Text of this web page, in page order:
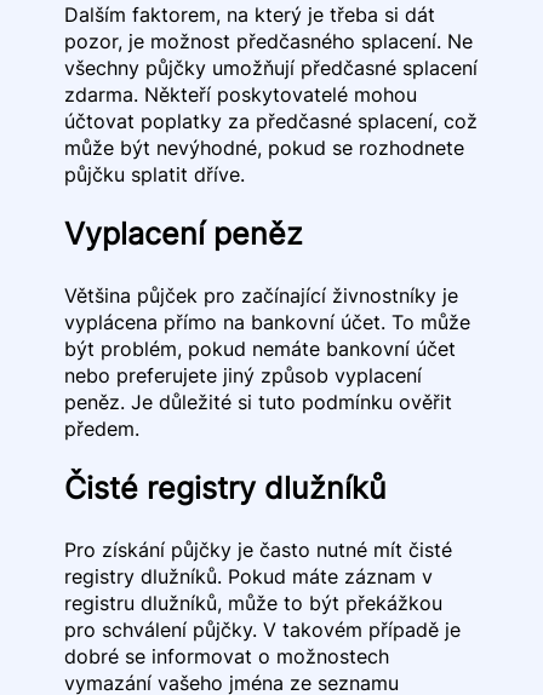
Dalším faktorem, na který je třeba si dát
pozor, je možnost předčasného splacení. Ne
všechny půjčky umožňují předčasné splacení
zdarma. Někteří poskytovatelé mohou
účtovat poplatky za předčasné splacení, což
může být nevýhodné, pokud se rozhodnete
půjčku splatit dříve.
Vyplacení peněz
Většina půjček pro začínající živnostníky je
vyplácena přímo na bankovní účet. To může
být problém, pokud nemáte bankovní účet
nebo preferujete jiný způsob vyplacení
peněz. Je důležité si tuto podmínku ověřit
předem.
Čisté registry dlužníků
Pro získání půjčky je často nutné mít čisté
registry dlužníků. Pokud máte záznam v
registru dlužníků, může to být překážkou
pro schválení půjčky. V takovém případě je
dobré se informovat o možnostech
vymazání vašeho jména ze seznamu